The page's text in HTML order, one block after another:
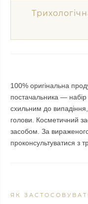
100% оригінальна
постачальника —
схильним до
голови. Косметичний
засобом. За
проконсультуватися з
ЯК